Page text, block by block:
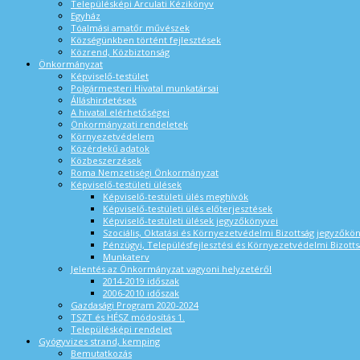
Településképi Arculati Kézikönyv
Egyház
Tóalmási amatőr művészek
Községünkben történt fejlesztések
Közrend, Közbiztonság
Önkormányzat
Képviselő-testület
Polgármesteri Hivatal munkatársai
Álláshirdetések
A hivatal elérhetőségei
Önkormányzati rendeletek
Környezetvédelem
Közérdekű adatok
Közbeszerzések
Roma Nemzetiségi Önkormányzat
Képviselő-testületi ülések
Képviselő-testületi ülés meghívók
Képviselő-testületi ülés előterjesztések
Képviselő-testületi ülések jegyzőkönyvei
Szociális, Oktatási és Környezetvédelmi Bizottság
Pénzügyi, Településfejlesztési és Környezetvédelmi
Munkaterv
Jelentés az Önkormányzat vagyoni helyzetéről
2014-2019 időszak
2006-2010 időszak
Gazdasági Program 2020-2024
TSZT és HÉSZ módosítás 1.
Településképi rendelet
Gyógyvizes strand, kemping
Bemutatkozás